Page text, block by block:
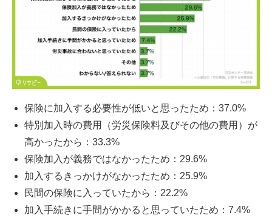
保険に加入する必要性が低いと思ったため：37.0%
特別加入時の費用（労災保険料及びその他の費用）が
高かったから：33.3%
保険加入が義務ではなかったため：29.6%
加入するきっかけがなかったため：25.9%
民間の保険に入っていたから：22.2%
加入手続きに手間がかかると思っていたため：7.4%